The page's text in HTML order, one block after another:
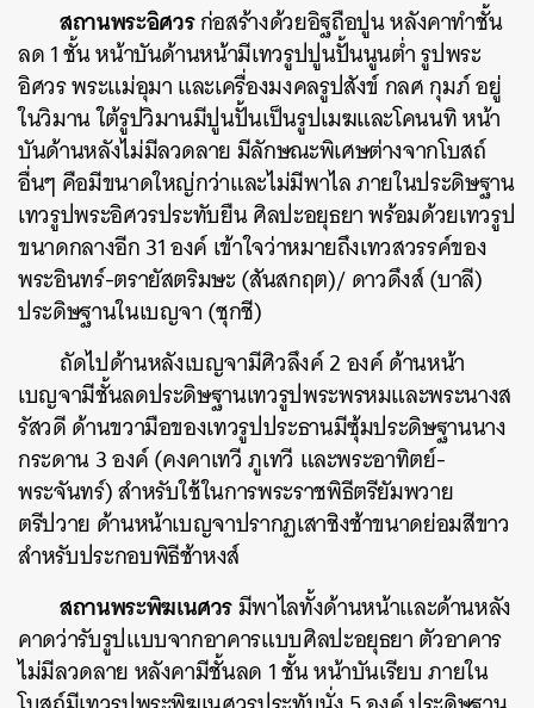
สถานพระอิศวรก่อสร้างด้วยอิฐถือปูน หลังคาทำชั้น
ลด 1 ชั้น หน้าบันด้านหน้ามีเทวรูปปูนปั้นนูนต่ำ รูปพระ
อิศวร พระแม่อุมา และเครื่องมงคลรูปสังข์ กลศ กุมภ์ อยู่
ในวิมาน ใต้รูปวิมานมีปูนปั้นเป็นรูปเมฆและโคนนทิ หน้า
บันด้านหลังไม่มีลวดลาย มีลักษณะพิเศษต่างจากโบสถ์
อื่นๆ คือมีขนาดใหญ่กว่าและไม่มีพาไล ภายในประดิษฐาน
เทวรูปพระอิศวรประทับยืน ศิลปะอยุธยา พร้อมด้วยเทวรูป
ขนาดกลางอีก 31 องค์ เข้าใจว่าหมายถึงเทวสวรรค์ของ
พระอินทร์-ตรายัสตริมษะ (สันสกฤต)/ ดาวดึงส์ (บาลี)
ประดิษฐานในเบญจา (ชุกชี)
ถัดไปด้านหลังเบญจามีศิวลึงค์ 2 องค์ ด้านหน้า
เบญจามีชั้นลดประดิษฐานเทวรูปพระพรหมและพระนางส
รัสวดี ด้านขวามือของเทวรูปประธานมีซุ้มประดิษฐานนาง
กระดาน 3 องค์ (คงคาเทวี ภูเทวี และพระอาทิตย์-
พระจันทร์) สำหรับใช้ในการพระราชพิธีตรียัมพวาย
ตรีปวาย ด้านหน้าเบญจาปรากฏเสาชิงช้าขนาดย่อมสีขาว
สำหรับประกอบพิธีช้าหงส์
สถานพระพิฆเนศวรมีพาไลทั้งด้านหน้าและด้านหลัง
คาดว่ารับรูปแบบจากอาคารแบบศิลปะอยุธยา ตัวอาคาร
ไม่มีลวดลาย หลังคามีชั้นลด 1 ชั้น หน้าบันเรียบ ภายใน